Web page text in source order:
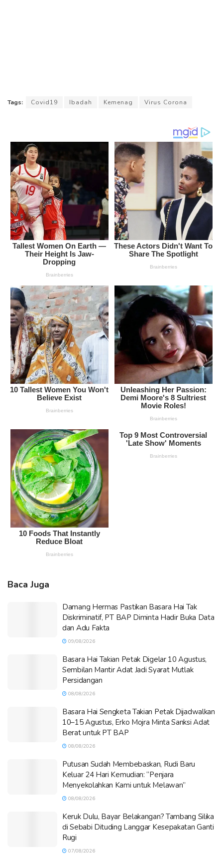
Tags: Covid19 Ibadah Kemenag Virus Corona
Baca Juga
Damang Hermas Pastikan Basara Hai Tak
Diskriminatif, PT BAP Diminta Hadir Buka Data
dan Adu Fakta
09/08/2026
Basara Hai Takian Petak Digelar 10 Agustus,
Sembilan Mantir Adat Jadi Syarat Mutlak
Persidangan
08/08/2026
Basara Hai Sengketa Takian Petak Dijadwalkan
10–15 Agustus, Erko Mojra Minta Sanksi Adat
Berat untuk PT BAP
08/08/2026
Putusan Sudah Membebaskan, Rudi Baru
Keluar 24 Hari Kemudian: “Penjara
Menyekolahkan Kami untuk Melawan”
08/08/2026
Keruk Dulu, Bayar Belakangan? Tambang Silika
di Sebabi Dituding Langgar Kesepakatan Ganti
Rugi
07/08/2026